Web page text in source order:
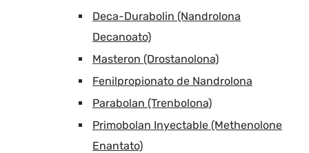
Deca-Durabolin (Nandrolona
Decanoato)
Masteron (Drostanolona)
Fenilpropionato de Nandrolona
Parabolan (Trenbolona)
Primobolan Inyectable (Methenolone
Enantato)